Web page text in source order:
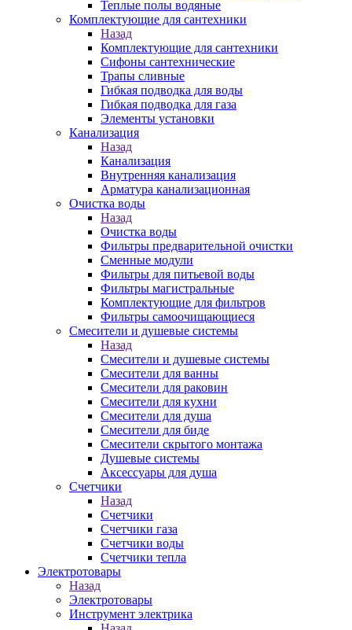
Теплые полы водяные
Комплектующие для сантехники
Назад
Комплектующие для сантехники
Сифоны сантехнические
Трапы сливные
Гибкая подводка для воды
Гибкая подводка для газа
Элементы установки
Канализация
Назад
Канализация
Внутренняя канализация
Арматура канализационная
Очистка воды
Назад
Очистка воды
Фильтры предварительной очистки
Сменные модули
Фильтры для питьевой воды
Фильтры магистральные
Комплектующие для фильтров
Фильтры самоочищающиеся
Смесители и душевые системы
Назад
Смесители и душевые системы
Смесители для ванны
Смесители для раковин
Смесители для кухни
Смесители для душа
Смесители для биде
Смесители скрытого монтажа
Душевые системы
Аксессуары для душа
Счетчики
Назад
Счетчики
Счетчики газа
Счетчики воды
Счетчики тепла
Электротовары
Назад
Электротовары
Инструмент электрика